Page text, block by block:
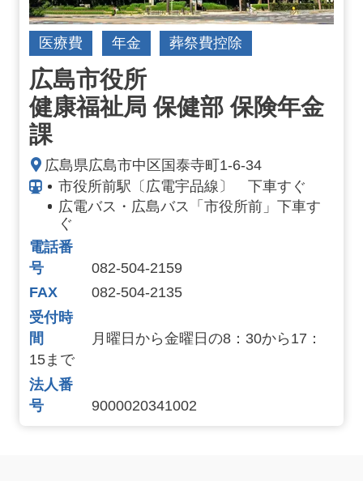
医療費 年金 葬祭費控除
広島市役所
健康福祉局 保健部 保険年金
課
広島県広島市中区国泰寺町1-6-34
市役所前駅〔広電宇品線〕 下車すぐ
広電バス・広島バス「市役所前」下車す
ぐ
電話番
号
082-504-2159
FAX
082-504-2135
受付時
間
月曜日から金曜日の8：30から17：
15まで
法人番
号
9000020341002